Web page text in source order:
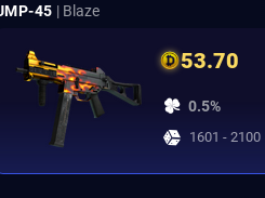
45 | Blaze
53.70
0.5%
1601 - 2100